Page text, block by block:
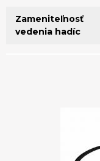
Zameniteľnosť
vedenia hadíc